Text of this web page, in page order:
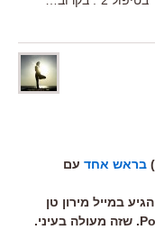
בראש אחד עם
במייל מירון טן